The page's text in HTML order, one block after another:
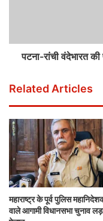
पटना-रांची वंदेभारत
Related Articles
महाराष्ट्र के पूर्व पुलिस
वाले आगामी विधानसभा चुनाव